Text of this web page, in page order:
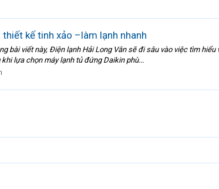
kế tinh xảo –làm lạnh nhanh
bài viết này, Điện lạnh Hải Long Vân sẽ đi sâu vào việc tìm
lựa chọn máy lạnh tủ đứng Daikin phù...